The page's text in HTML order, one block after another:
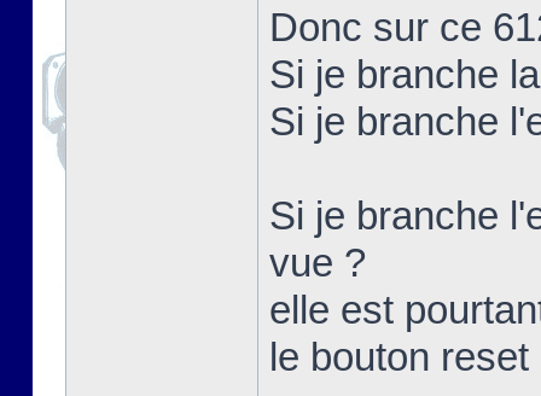
Donc sur ce
Si je branche
Si je branche
Si je branche
vue ?
elle est
le bouton